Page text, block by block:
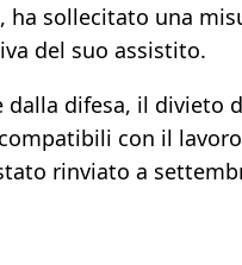
, ha sollecitato una
del suo assistito.
difesa, il divieto
con il
rinviato a